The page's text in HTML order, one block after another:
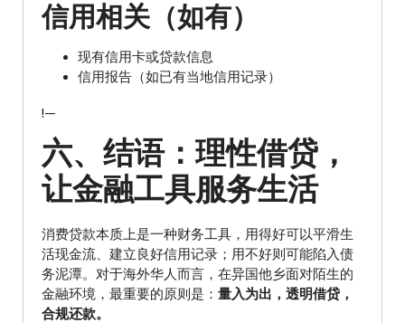
信用相关（如有）
现有信用卡或贷款信息
信用报告（如已有当地信用记录）
!—
六、结语：理性借贷，
让金融工具服务生活
消费贷款本质上是一种财务工具，用得好可以平滑生
活现金流、建立良好信用记录；用不好则可能陷入债
务泥潭。对于海外华人而言，在异国他乡面对陌生的
金融环境，最重要的原则是： 量入为出，透明借贷，
合规还款。